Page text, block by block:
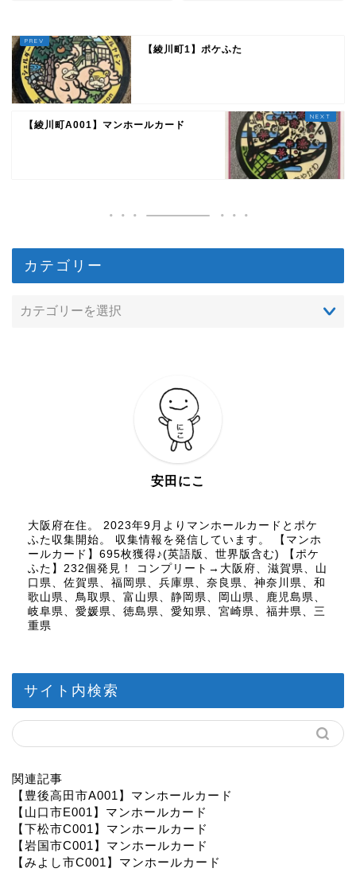
【綾川町1】ポケふた
【綾川町A001】マンホールカード
カテゴリー
安田にこ
大阪府在住。 2023年9月よりマンホールカードとポケ
ふた収集開始。 収集情報を発信しています。 【マンホ
ールカード】695枚獲得♪(英語版、世界版含む) 【ポケ
ふた】232個発見！ コンプリート→大阪府、滋賀県、山
口県、佐賀県、福岡県、兵庫県、奈良県、神奈川県、和
歌山県、鳥取県、富山県、静岡県、岡山県、鹿児島県、
岐阜県、愛媛県、徳島県、愛知県、宮崎県、福井県、三
重県
サイト内検索
関連記事
【豊後高田市A001】マンホールカード
【山口市E001】マンホールカード
【下松市C001】マンホールカード
【岩国市C001】マンホールカード
【みよし市C001】マンホールカード